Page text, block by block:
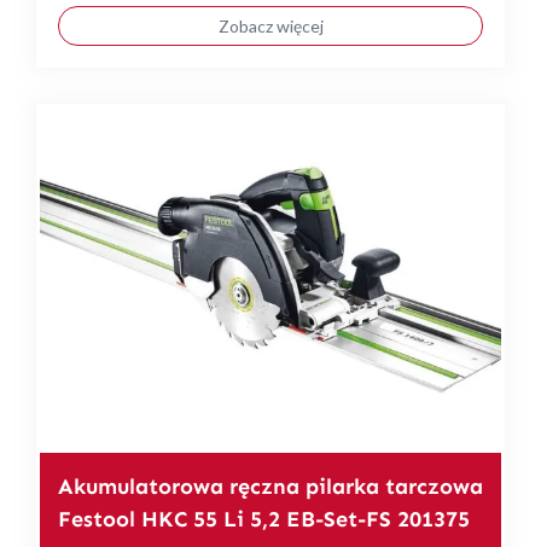
Zobacz więcej
Akumulatorowa ręczna pilarka tarczowa
Festool HKC 55 Li 5,2 EB-Set-FS 201375